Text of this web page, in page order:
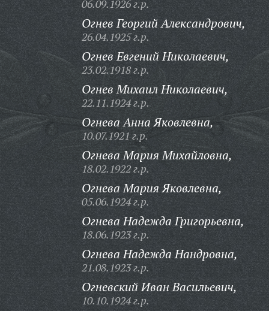
06.09.1926 г.р.
Огнев Георгий Александрович,
26.04.1925 г.р.
Огнев Евгений Николаевич,
23.02.1918 г.р.
Огнев Михаил Николаевич,
22.11.1924 г.р.
Огнева Анна Яковлевна,
10.07.1921 г.р.
Огнева Мария Михайловна,
18.02.1922 г.р.
Огнева Мария Яковлевна,
05.06.1924 г.р.
Огнева Надежда Григорьевна,
18.06.1923 г.р.
Огнева Надежда Нандровна,
21.08.1923 г.р.
Огневский Иван Васильевич,
10.10.1924 г.р.